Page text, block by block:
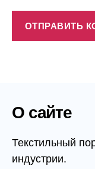
О сайте
Текстильный
индустрии.